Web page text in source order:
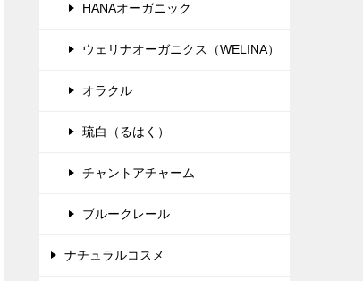
HANAオーガニック
ウェリナオーガニクス（WELINA）
オラクル
琉白（るはく）
チャントアチャーム
ブルークレール
ナチュラルコスメ